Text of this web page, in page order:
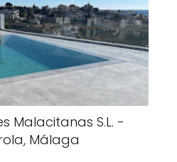
Malacitanas S.L. -
Málaga